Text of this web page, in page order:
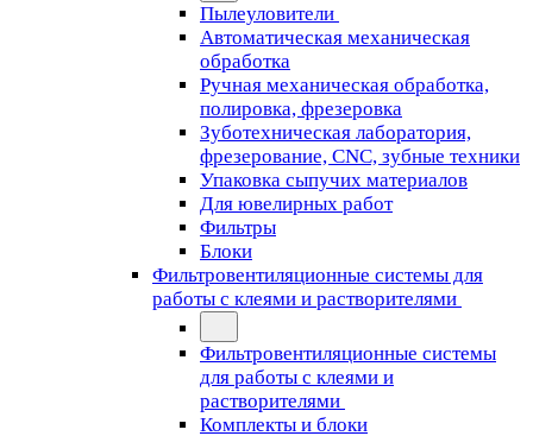
Пылеуловители
Автоматическая механическая
обработка
Ручная механическая обработка,
полировка, фрезеровка
Зуботехническая лаборатория,
фрезерование, CNC, зубные техники
Упаковка сыпучих материалов
Для ювелирных работ
Фильтры
Блоки
Фильтровентиляционные системы для
работы с клеями и растворителями
Фильтровентиляционные системы
для работы с клеями и
растворителями
Комплекты и блоки